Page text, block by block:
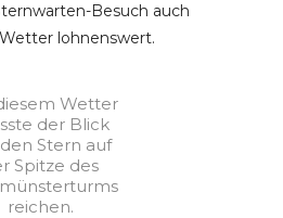
Besuch auch
lohnenswert.
Wetter
der Blick
Stern auf
Spitze des
reichen.